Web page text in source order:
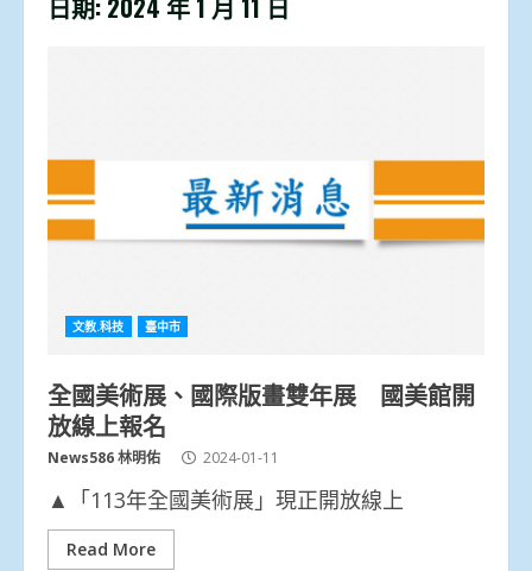
文教.科技 臺中市
全國美術展、國際版畫雙年展 國美館開
放線上報名
News586 林明佑 2024-01-11
▲「113年全國美術展」現正開放線上
Read More